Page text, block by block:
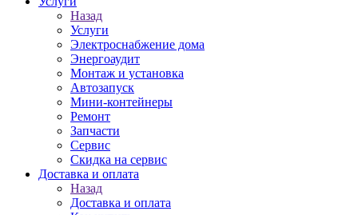
Назад
Услуги
Электроснабжение дома
Энергоаудит
Монтаж и установка
Автозапуск
Мини-контейнеры
Ремонт
Запчасти
Сервис
Скидка на сервис
Доставка и оплата
Назад
Доставка и оплата